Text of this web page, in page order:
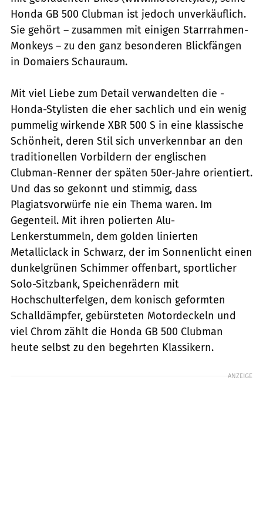
Honda GB 500 Clubman ist jedoch unverkäuflich.
Sie gehört – zusammen mit einigen Starrrahmen-
Monkeys – zu den ganz besonderen Blickfängen
in Domaiers Schauraum.
Mit viel Liebe zum Detail verwandelten die ­
Honda-Stylisten die eher sachlich und ein wenig
pummelig wirkende XBR 500 S in eine klassische
Schönheit, deren Stil sich unverkennbar an den
traditionellen Vorbildern der englischen
Clubman-Renner der späten 50er-Jahre orientiert.
Und das so gekonnt und stimmig, dass
Plagiatsvorwürfe nie ein Thema waren. Im
Gegenteil. Mit ihren polierten Alu-
Lenkerstummeln, dem golden linierten
Metalliclack in Schwarz, der im Sonnenlicht einen
dunkelgrünen Schimmer offenbart, sportlicher
Solo-Sitzbank, Speichenrädern mit
Hochschulterfelgen, dem konisch geformten
Schalldämpfer, gebürsteten Motordeckeln und
viel Chrom zählt die Honda GB 500 Clubman
heute selbst zu den begehrten Klassikern.
ANZEIGE